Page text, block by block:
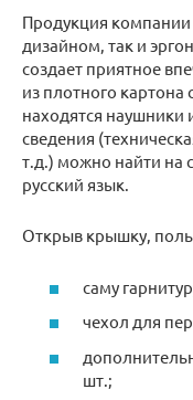
Продукция компании
дизайном, так и
создает приятное
из плотного
находятся
сведения
т.д.) можно найти на
русский язык.
Открыв крышку,
саму
чехол для
шт.;